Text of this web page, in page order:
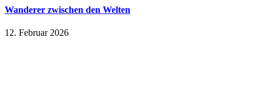
Wanderer zwischen den Welten
12. Februar 2026